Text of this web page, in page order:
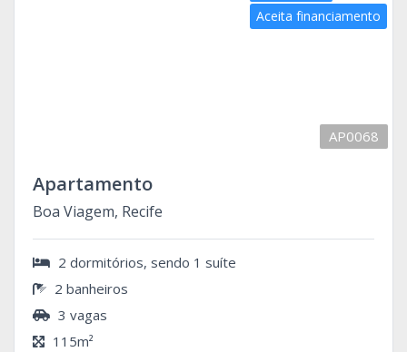
Aceita financiamento
AP0068
Apartamento
Boa Viagem, Recife
2 dormitórios, sendo 1 suíte
2 banheiros
3 vagas
115m²